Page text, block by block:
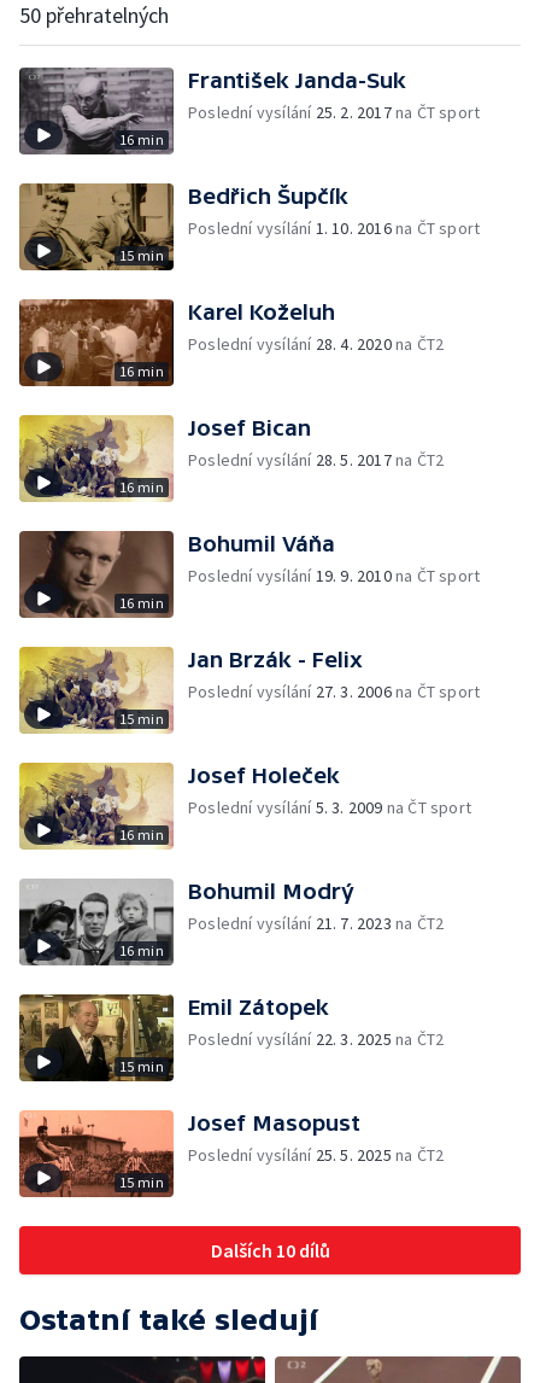
50 přehratelných
16 min
František Janda-Suk
Poslední vysílání 25. 2. 2017na ČT sport
15 min
Bedřich Šupčík
Poslední vysílání1. 10. 2016na ČT sport
16 min
Karel Koželuh
Poslední vysílání 28. 4. 2020na ČT2
16 min
Josef Bican
Poslední vysílání 28. 5. 2017na ČT2
16 min
Bohumil Váňa
Poslední vysílání19. 9. 2010na ČT sport
15 min
Jan Brzák - Felix
Poslední vysílání 27. 3. 2006na ČT sport
16 min
Josef Holeček
Poslední vysílání5. 3. 2009 na ČT sport
16 min
Bohumil Modrý
Poslední vysílání 21. 7. 2023 na ČT2
15 min
Emil Zátopek
Poslední vysílání 22. 3. 2025 na ČT2
15 min
Josef Masopust
Poslední vysílání 25. 5. 2025 na ČT2
Dalších 10 dílů
Ostatní také sledují